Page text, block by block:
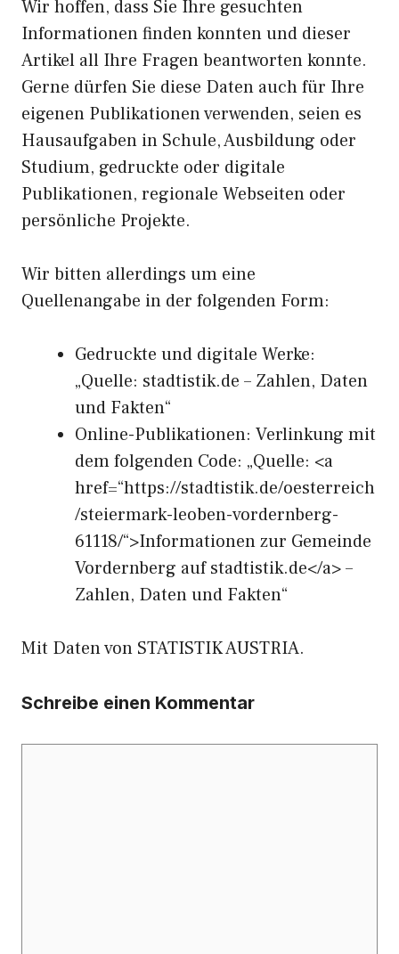
Wir hoffen, dass Sie Ihre gesuchten
Informationen finden konnten und dieser
Artikel all Ihre Fragen beantworten konnte.
Gerne dürfen Sie diese Daten auch für Ihre
eigenen Publikationen verwenden, seien es
Hausaufgaben in Schule, Ausbildung oder
Studium, gedruckte oder digitale
Publikationen, regionale Webseiten oder
persönliche Projekte.
Wir bitten allerdings um eine
Quellenangabe in der folgenden Form:
Gedruckte und digitale Werke:
„Quelle: stadtistik.de – Zahlen, Daten
und Fakten“
Online-Publikationen: Verlinkung mit
dem folgenden Code: „Quelle: <a
href=“https://stadtistik.de/oesterreich
/steiermark-leoben-vordernberg-
61118/“>Informationen zur Gemeinde
Vordernberg auf stadtistik.de</a> –
Zahlen, Daten und Fakten“
Mit Daten von STATISTIK AUSTRIA.
Schreibe einen Kommentar